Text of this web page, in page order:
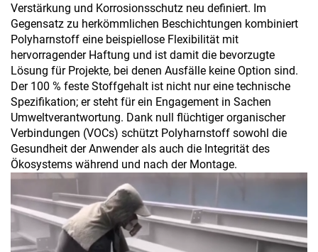
Verstärkung und Korrosionsschutz neu definiert. Im
Gegensatz zu herkömmlichen Beschichtungen kombiniert
Polyharnstoff eine beispiellose Flexibilität mit
hervorragender Haftung und ist damit die bevorzugte
Lösung für Projekte, bei denen Ausfälle keine Option sind.
Der 100 % feste Stoffgehalt ist nicht nur eine technische
Spezifikation; er steht für ein Engagement in Sachen
Umweltverantwortung. Dank null flüchtiger organischer
Verbindungen (VOCs) schützt Polyharnstoff sowohl die
Gesundheit der Anwender als auch die Integrität des
Ökosystems während und nach der Montage.